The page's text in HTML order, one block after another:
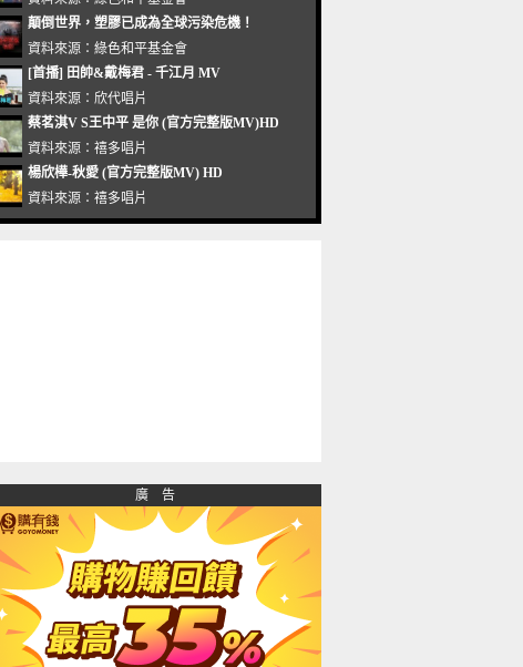
顛倒世界，塑膠已成為全球污染危機！
資料來源： 綠色和平基金會
[首播] 田帥&戴梅君 - 千江月 MV
資料來源： 欣代唱片
蔡茗淇V S王中平 是你 (官方完整版MV)HD
資料來源： 禧多唱片
楊欣樺-秋愛 (官方完整版MV) HD
資料來源： 禧多唱片
廣 告